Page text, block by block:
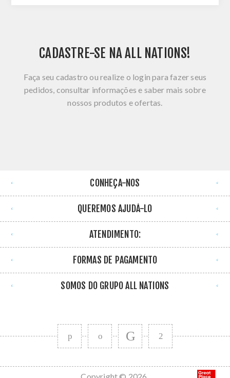
CADASTRE-SE NA ALL NATIONS!
Faça seu cadastro ou realize o login para fazer seus
pedidos, consultar informações e saber mais sobre
nossos produtos e ofertas.
CONHEÇA-NOS
QUEREMOS AJUDÁ-LO
ATENDIMENTO:
FORMAS DE PAGAMENTO
SOMOS DO GRUPO ALL NATIONS